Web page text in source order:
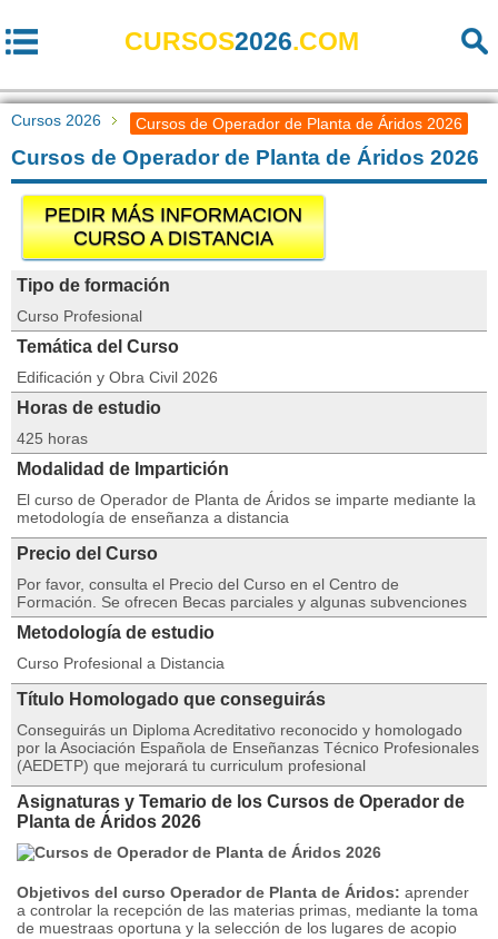
CURSOS2026.COM
Cursos 2026 Cursos de Operador de Planta de Áridos 2026
Cursos de Operador de Planta de Áridos 2026
PEDIR MÁS INFORMACION
CURSO A DISTANCIA
Tipo de formación
Curso Profesional
Temática del Curso
Edificación y Obra Civil 2026
Horas de estudio
425 horas
Modalidad de Impartición
El curso de Operador de Planta de Áridos se imparte mediante la
metodología de enseñanza a distancia
Precio del Curso
Por favor, consulta el Precio del Curso en el Centro de
Formación. Se ofrecen Becas parciales y algunas subvenciones
Metodología de estudio
Curso Profesional a Distancia
Título Homologado que conseguirás
Conseguirás un Diploma Acreditativo reconocido y homologado
por la Asociación Española de Enseñanzas Técnico Profesionales
(AEDETP) que mejorará tu curriculum profesional
Asignaturas y Temario de los Cursos de Operador de
Planta de Áridos 2026
Objetivos del curso Operador de Planta de Áridos: aprender
a controlar la recepción de las materias primas, mediante la toma
de muestraas oportuna y la selección de los lugares de acopio